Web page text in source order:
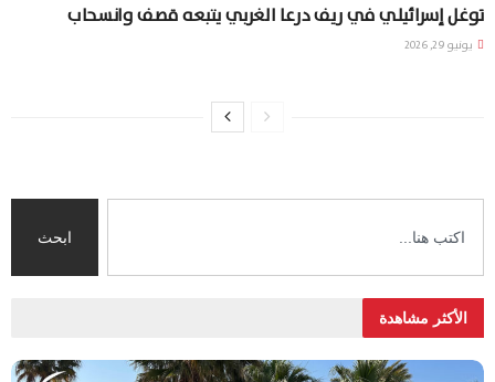
توغل إسرائيلي في ريف درعا الغربي يتبعه قصف وانسحاب
يونيو 29, 2026
ابحث
الأكثر مشاهدة